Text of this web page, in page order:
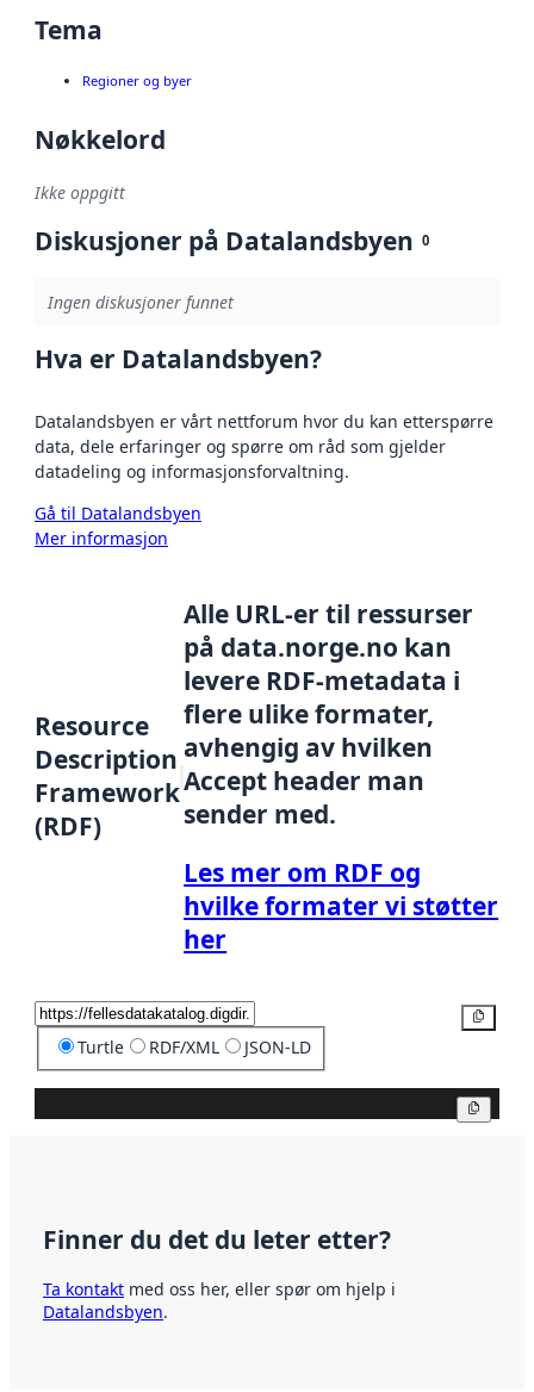
Tema
Regioner og byer
Nøkkelord
Ikke oppgitt
Diskusjoner på Datalandsbyen 0
Ingen diskusjoner funnet
Hva er Datalandsbyen?
Datalandsbyen er vårt nettforum hvor du kan etterspørre
data, dele erfaringer og spørre om råd som gjelder
datadeling og informasjonsforvaltning.
Gå til Datalandsbyen
Mer informasjon
Resource
Description
Framework
(RDF)
Alle URL-er til ressurser
på data.norge.no kan
levere RDF-metadata i
flere ulike formater,
avhengig av hvilken
Accept header man
sender med.
Les mer om RDF og
hvilke formater vi støtter
her
Turtle RDF/XML JSON-LD
Finner du det du leter etter?
Ta kontakt med oss her, eller spør om hjelp i
Datalandsbyen.